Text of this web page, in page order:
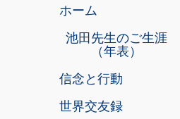
ホーム
池田先生のご生涯
（年表）
信念と行動
世界交友録